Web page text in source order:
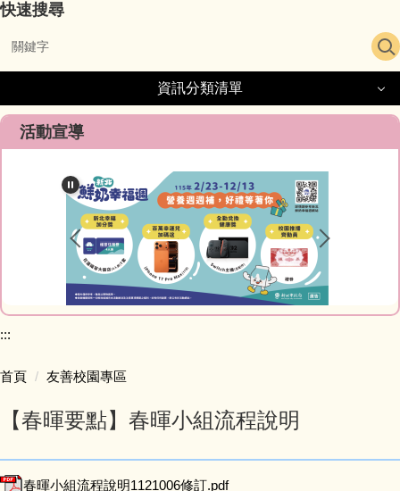
快速搜尋
資訊分類清單
資訊分類清單
最新消息
教師Blog
榮譽榜網站
研習資訊
網路資源
會計室
活動宣導
:::
首頁 友善校園專區
【春暉要點】春暉小組流程說明
春暉小組流程說明1121006修訂.pdf